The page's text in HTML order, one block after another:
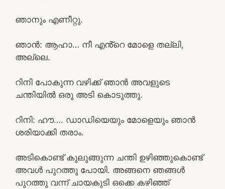
ഞാനും എണീറ്റു.
ഞാൻ: ആഹാ… നീ എൻ്റെ മോളെ തല്ലി,
അല്ലെ.
റിനി പോകുന്ന വഴിക്ക് ഞാൻ അവളുടെ
ചന്തിയിൽ ഒരു അടി കൊടുത്തു.
റിനി: ഹൗ…. ഡാഡിയെയും മോളെയും ഞാൻ
ശരിയാക്കി തരാം.
അടികൊണ്ട് കുലുങ്ങുന്ന ചന്തി ഉഴിഞ്ഞുകൊണ്ട്
അവൾ പുറത്തു പോയി. അങ്ങനെ ഞങ്ങൾ
പുറത്തു വന്ന് ചായകുടി ഒക്കെ കഴിഞ്ഞ്